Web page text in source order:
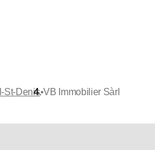
St-Denis•VB Immobilier Sàrl